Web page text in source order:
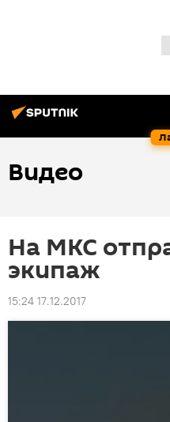
Видео
На МКС
экипаж
15:24 17.12.2017